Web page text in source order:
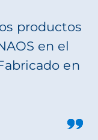
productos
en el
en